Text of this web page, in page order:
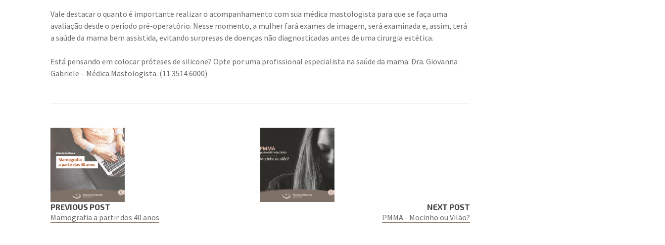
Vale destacar o quanto é importante realizar o acompanhamento com sua médica mastologista para que se faça uma
avaliação desde o período pré-operatório. Nesse momento, a mulher fará exames de imagem, será examinada e, assim, terá
a saúde da mama bem assistida, evitando surpresas de doenças não diagnosticadas antes de uma cirurgia estética.
Está pensando em colocar próteses de silicone? Opte por uma profissional especialista na saúde da mama. Dra. Giovanna
Gabriele – Médica Mastologista. (11 3514 6000)
PREVIOUS POST
Mamografia a partir dos 40 anos
NEXT POST
PMMA - Mocinho ou Vilão?